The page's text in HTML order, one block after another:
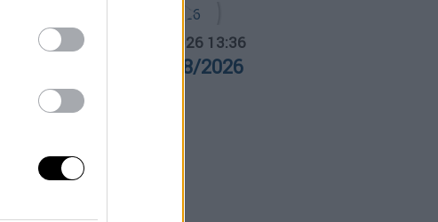
Ώρα Ελλάδος... 05.08.2026 13:36
Ώρα Ελλάδος 05/08/2026